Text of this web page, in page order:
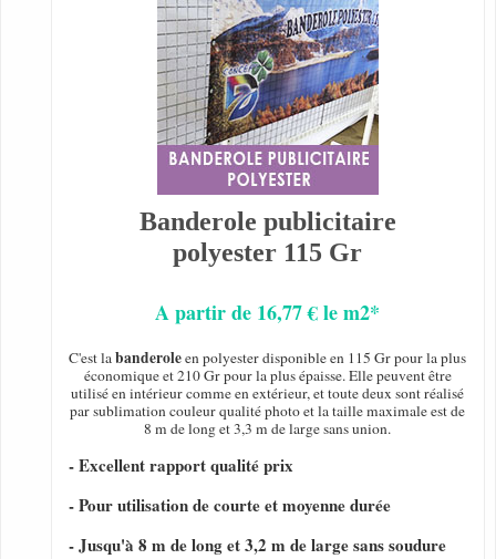
Banderole publicitaire
polyester 115 Gr
A partir de 16,77 € le m2*
C'est labanderoleen polyester disponible en 115 Gr pour la plus
économique et 210 Gr pour la plus épaisse. Elle peuvent être
utilisé en intérieur comme en extérieur, et toute deux sont réalisé
par sublimation couleur qualité photo et la taille maximale est de
8 m de long et 3,3 m de large sans union.
- Excellent rapport qualité prix
- Pour utilisation de courte et moyenne durée
- Jusqu'à 8 m de long et 3,2 m de large sans soudure